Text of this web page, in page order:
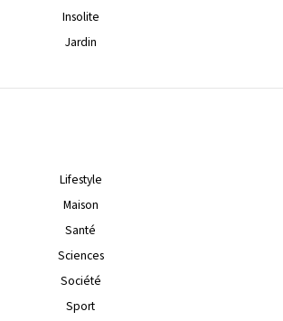
Insolite
Jardin
Lifestyle
Maison
Santé
Sciences
Société
Sport